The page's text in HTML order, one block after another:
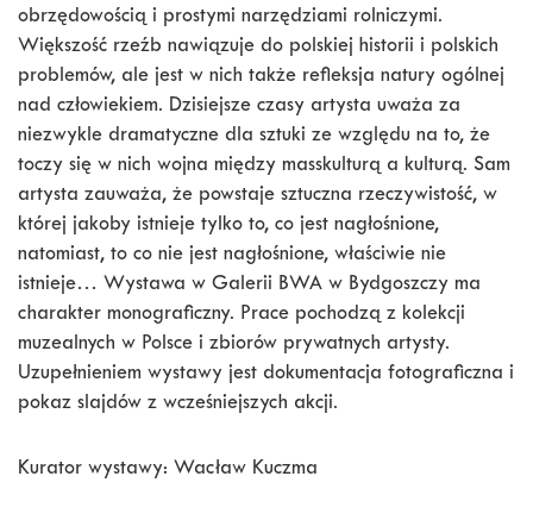
obrzędowością i prostymi narzędziami rolniczymi.
Większość rzeźb nawiązuje do polskiej historii i polskich
problemów, ale jest w nich także refleksja natury ogólnej
nad człowiekiem. Dzisiejsze czasy artysta uważa za
niezwykle dramatyczne dla sztuki ze względu na to, że
toczy się w nich wojna między masskulturą a kulturą. Sam
artysta zauważa, że powstaje sztuczna rzeczywistość, w
której jakoby istnieje tylko to, co jest nagłośnione,
natomiast, to co nie jest nagłośnione, właściwie nie
istnieje… Wystawa w Galerii BWA w Bydgoszczy ma
charakter monograficzny. Prace pochodzą z kolekcji
muzealnych w Polsce i zbiorów prywatnych artysty.
Uzupełnieniem wystawy jest dokumentacja fotograficzna i
pokaz slajdów z wcześniejszych akcji.
Kurator wystawy: Wacław Kuczma